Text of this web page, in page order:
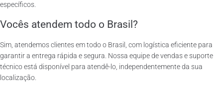
específicos.
Vocês atendem todo o Brasil?
Sim, atendemos clientes em todo o Brasil, com logística eficiente para
garantir a entrega rápida e segura. Nossa equipe de vendas e suporte
técnico está disponível para atendê-lo, independentemente da sua
localização.